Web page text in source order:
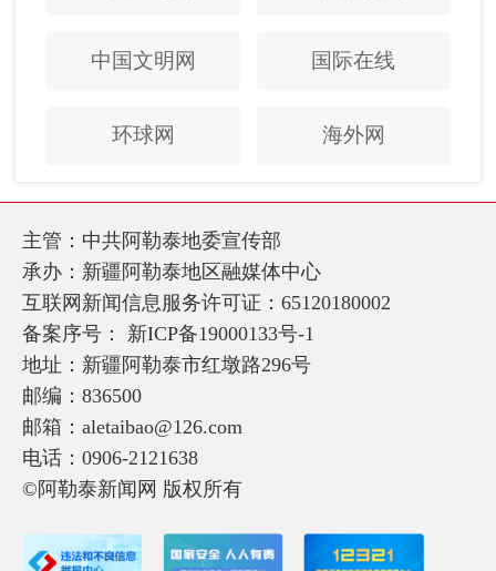
中国文明网 国际在线
环球网 海外网
主管：中共阿勒泰地委宣传部
承办：新疆阿勒泰地区融媒体中心
互联网新闻信息服务许可证：65120180002
备案序号： 新ICP备19000133号-1
地址：新疆阿勒泰市红墩路296号
邮编：836500
邮箱：aletaibao@126.com
电话：0906-2121638
©阿勒泰新闻网 版权所有